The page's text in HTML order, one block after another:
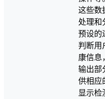
这些数
处理和
预设的
判断用
康信息
输出部
供相应
显示检